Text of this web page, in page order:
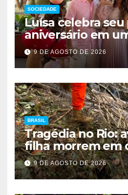
SOCIEDADE
Luísa celebra
aniversário em
de encanto,
muito afeto
9 DE AGOSTO DE 2026
BRASIL
Tragédia no Rio:
filha morrem em
helicóptero
9 DE AGOSTO DE 2026